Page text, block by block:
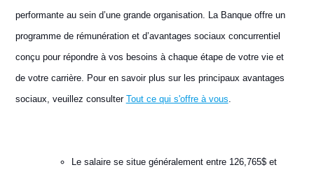
performante au sein d’une grande organisation. La Banque offre un
programme de rémunération et d’avantages sociaux concurrentiel
conçu pour répondre à vos besoins à chaque étape de votre vie et
de votre carrière. Pour en savoir plus sur les principaux avantages
sociaux, veuillez consulter Tout ce qui s'offre à vous.
Le salaire se situe généralement entre 126,765$ et